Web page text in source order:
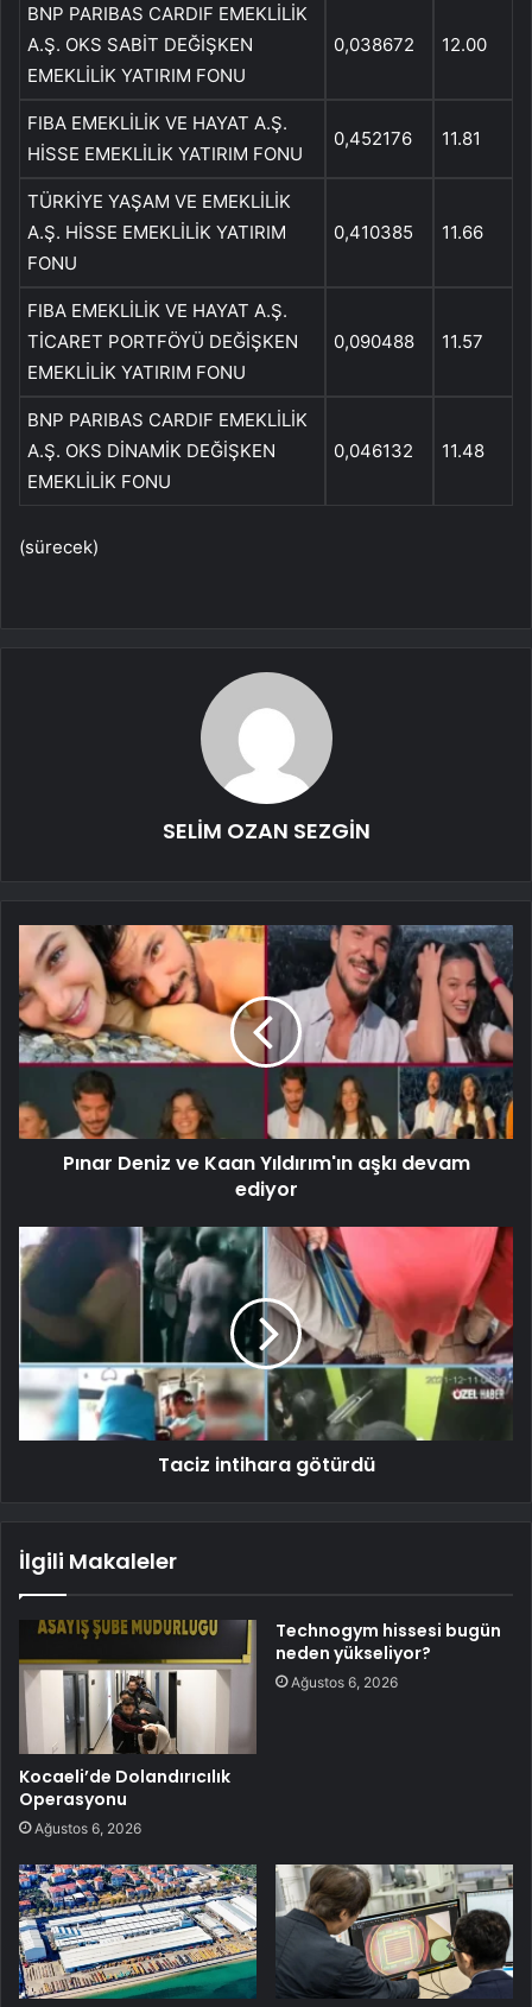
BNP PARIBAS CARDIF EMEKLİLİK
A.Ş. OKS SABİT DEĞİŞKEN
EMEKLİLİK YATIRIM FONU
0,038672 12.00
FIBA EMEKLİLİK VE HAYAT A.Ş.
HİSSE EMEKLİLİK YATIRIM FONU
0,452176 11.81
TÜRKİYE YAŞAM VE EMEKLİLİK
A.Ş. HİSSE EMEKLİLİK YATIRIM
FONU
0,410385 11.66
FIBA EMEKLİLİK VE HAYAT A.Ş.
TİCARET PORTFÖYÜ DEĞİŞKEN
EMEKLİLİK YATIRIM FONU
0,090488 11.57
BNP PARIBAS CARDIF EMEKLİLİK
A.Ş. OKS DİNAMİK DEĞİŞKEN
EMEKLİLİK FONU
0,046132 11.48
(sürecek)
SELİM OZAN SEZGİN
Pınar Deniz ve Kaan Yıldırım'ın aşkı devam
ediyor
Taciz intihara götürdü
İlgili Makaleler
Kocaeli’de Dolandırıcılık
Operasyonu
Ağustos 6, 2026
Technogym hissesi bugün
neden yükseliyor?
Ağustos 6, 2026